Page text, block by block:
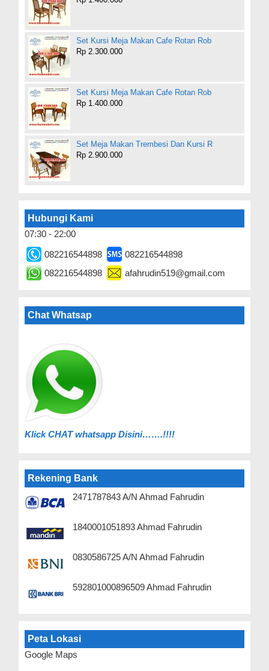
Set Kursi Meja Makan Cafe Rotan Rob
Rp 2.300.000
Set Kursi Meja Makan Cafe Rotan Rob
Rp 1.400.000
Set Meja Makan Trembesi Dan Kursi R
Rp 2.900.000
Hubungi Kami
07:30 - 22:00
082216544898
082216544898
082216544898
afahrudin519@gmail.com
Chat Whatsap
Klick CHAT whatsapp Disini…….!!!!
Rekening Bank
2471787843 A/N Ahmad Fahrudin
1840001051893 Ahmad Fahrudin
0830586725 A/N Ahmad Fahrudin
592801000896509 Ahmad Fahrudin
Peta Lokasi
Google Maps